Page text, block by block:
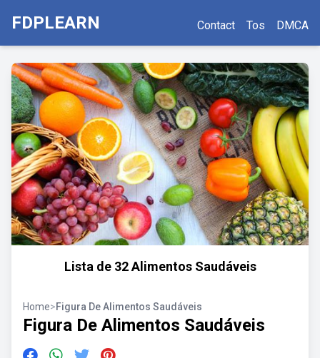
FDPLEARN Contact Tos DMCA
Lista de 32 Alimentos Saudáveis
Home>Figura De Alimentos Saudáveis
Figura De Alimentos Saudáveis